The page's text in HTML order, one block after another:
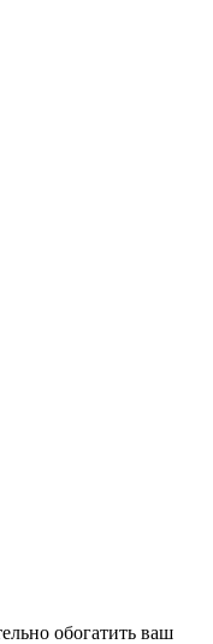
обогатить ваш